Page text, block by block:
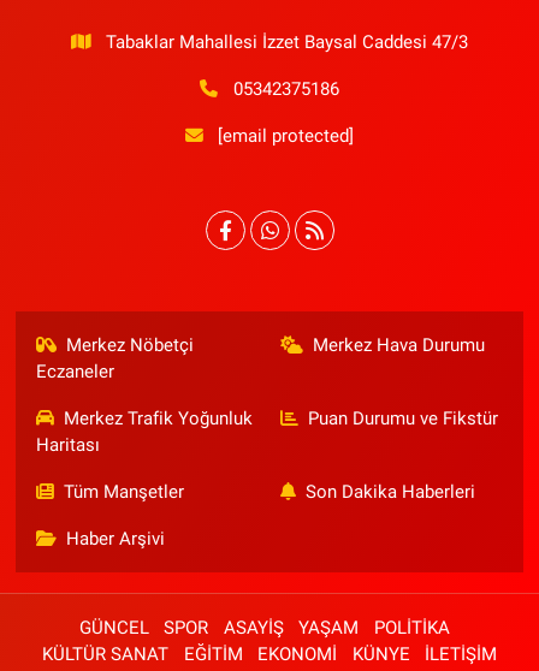
Tabaklar Mahallesi İzzet Baysal Caddesi 47/3
05342375186
[email protected]
Merkez Nöbetçi
Eczaneler
Merkez Hava Durumu
Merkez Trafik Yoğunluk
Haritası
Puan Durumu ve Fikstür
Tüm Manşetler Son Dakika Haberleri
Haber Arşivi
GÜNCEL SPOR ASAYİŞ YAŞAM
POLİTİKA
KÜLTÜR SANAT
EĞİTİM EKONOMİ KÜNYE İLETİŞİM